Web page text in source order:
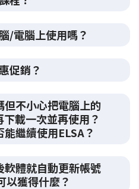
/電腦上使用嗎？
促銷？
不小心把電腦上的
載一次並再使用？
繼續使用ELSA？
軟體就自動更新帳號
以獲得什麼？